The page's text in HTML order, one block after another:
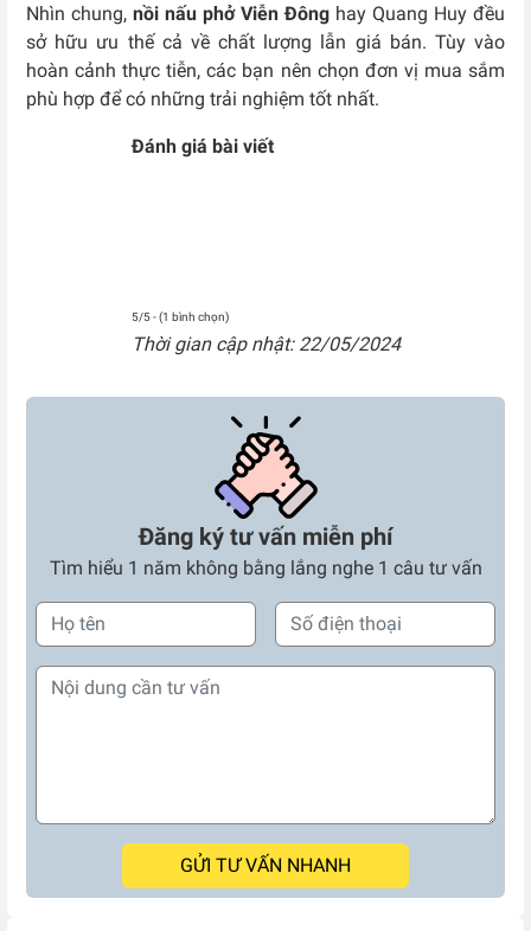
Nhìn chung, nồi nấu phở Viễn Đông hay Quang Huy đều
sở hữu ưu thế cả về chất lượng lẫn giá bán. Tùy vào
hoàn cảnh thực tiễn, các bạn nên chọn đơn vị mua sắm
phù hợp để có những trải nghiệm tốt nhất.
Đánh giá bài viết
5/5 - (1 bình chọn)
Thời gian cập nhật: 22/05/2024
Đăng ký tư vấn miễn phí
Tìm hiểu 1 năm không bằng lắng nghe 1 câu tư vấn
GỬI TƯ VẤN NHANH